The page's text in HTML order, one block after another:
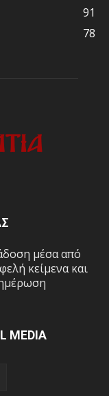
91
78
μέσα από
κείμενα και
MEDIA